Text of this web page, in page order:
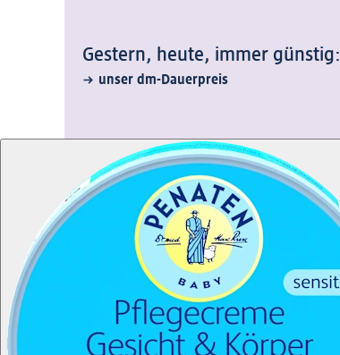
Gestern, heute, immer günstig:
unser dm-Dauerpreis